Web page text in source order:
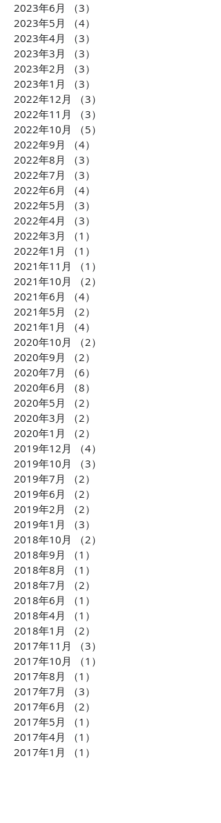
【BEAUTINISTA TV】100
万人リーチ突破！「場
所」×「トキ」×「空間」
をセグメントする唯一無
二の美容室専門デジタル
サイネージメディア
2023年6月 （3）
2023年5月
（4）
2023年4月
（3）
2023年3月
（3）
2023年2月
（3）
2023年1月
（3）
2022年12月
（3）
2022年11月
（3）
2022年10月
（5）
2022年9月
（4）
2022年8月
（3）
2022年7月
（3）
2022年6月
（4）
2022年5月
（3）
2022年4月
（3）
2022年3月
（1）
2022年1月
（1）
2021年11月
（1）
2021年10月
（2）
2021年6月
（4）
2021年5月
（2）
2021年1月
（4）
2020年10月
（2）
2020年9月
（2）
2020年7月
（6）
2020年6月
（8）
2020年5月
（2）
2020年3月
（2）
2020年1月
（2）
2019年12月
（4）
2019年10月
（3）
2019年7月
（2）
2019年6月
（2）
2019年2月
（2）
2019年1月
（3）
2018年10月
（2）
2018年9月
（1）
2018年8月
（1）
2018年7月
（2）
2018年6月
（1）
2018年4月
（1）
2018年1月
（2）
2017年11月
（3）
2017年10月
（1）
2017年8月
（1）
2017年7月
（3）
2017年6月
（2）
2017年5月
（1）
2017年4月
（1）
2017年1月
（1）